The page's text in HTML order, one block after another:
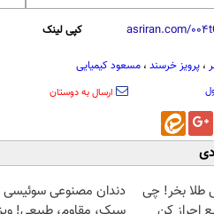
کپی لینک
، پرویز خرسند ، مسعود کیمیایی
ارسال به دوستان
طلا بخر! چی
دندان مصنوعی سوئیسی